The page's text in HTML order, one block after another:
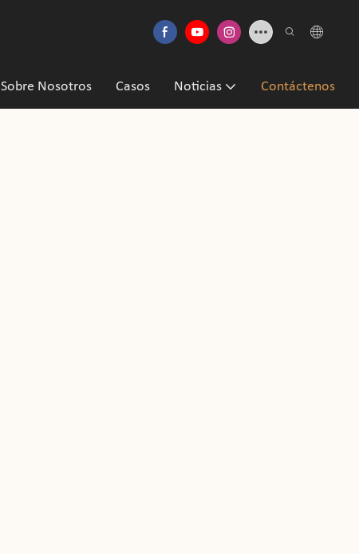
Sobre Nosotros Casos Noticias Contáctenos